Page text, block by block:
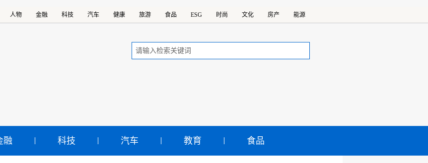
人物 金融 科技 汽车 健康 旅游 食品 ESG 时尚 文化 房产 能源
融 科技 汽车 教育 食品